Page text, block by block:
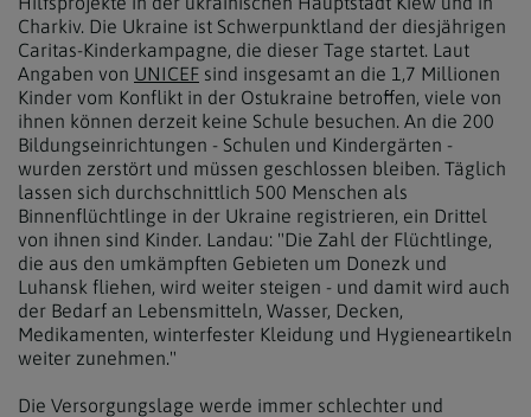
Charkiv. Die Ukraine ist Schwerpunktland der diesjährigen
Caritas-Kinderkampagne, die dieser Tage startet. Laut
Angaben von UNICEF sind insgesamt an die 1,7 Millionen
Kinder vom Konflikt in der Ostukraine betroffen, viele von
ihnen können derzeit keine Schule besuchen. An die 200
Bildungseinrichtungen - Schulen und Kindergärten -
wurden zerstört und müssen geschlossen bleiben. Täglich
lassen sich durchschnittlich 500 Menschen als
Binnenflüchtlinge in der Ukraine registrieren, ein Drittel
von ihnen sind Kinder. Landau: "Die Zahl der Flüchtlinge,
die aus den umkämpften Gebieten um Donezk und
Luhansk fliehen, wird weiter steigen - und damit wird auch
der Bedarf an Lebensmitteln, Wasser, Decken,
Medikamenten, winterfester Kleidung und Hygieneartikeln
weiter zunehmen."
Die Versorgungslage werde immer schlechter und